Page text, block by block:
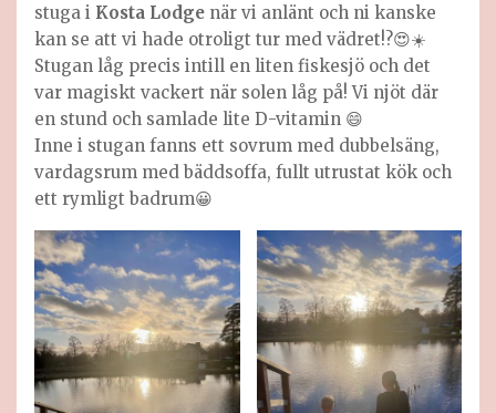
stuga i Kosta Lodge när vi anlänt och ni kanske
kan se att vi hade otroligt tur med vädret!?😍☀️
Stugan låg precis intill en liten fiskesjö och det
var magiskt vackert när solen låg på! Vi njöt där
en stund och samlade lite D-vitamin 😄
Inne i stugan fanns ett sovrum med dubbelsäng,
vardagsrum med bäddsoffa, fullt utrustat kök och
ett rymligt badrum😀